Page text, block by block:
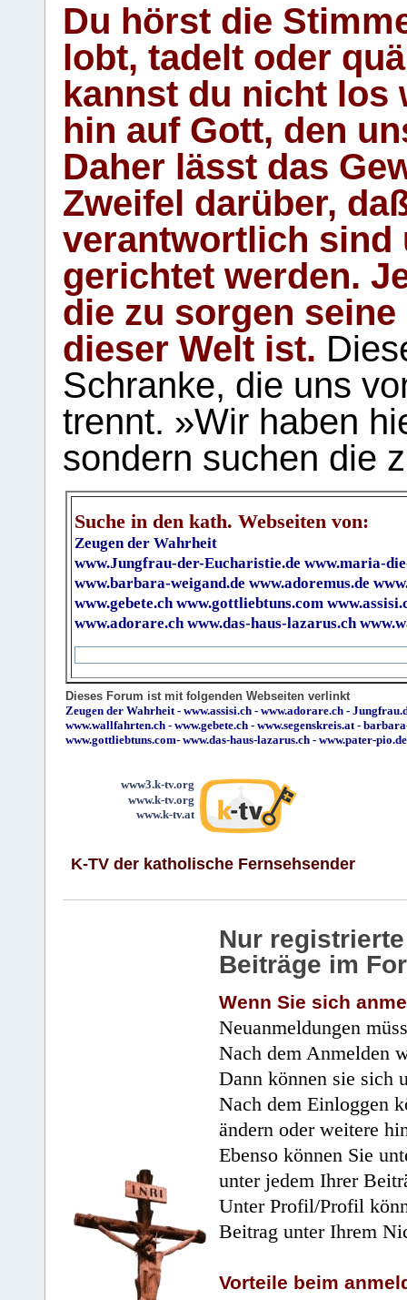
Du hörst die
lobt, tadelt oder
kannst du nicht los
hin auf Gott, den
Daher lässt das
Zweifel darüber,
verantwortlich sind
gerichtet werden.
die zu sorgen
dieser Welt ist.
Schranke, die uns
trennt. »Wir haben
sondern suchen die
Suche in den kath. Webseiten von:
Zeugen der Wahrheit
www.Jungfrau-der-Eucharistie.de www.maria-
www.barbara-weigand.de www.adoremus.de
www.gebete.ch www.gottliebtuns.com
www.adorare.ch www.das-haus-lazarus.ch
Dieses Forum ist mit folgenden Webseiten verlinkt
Zeugen der Wahrheit- www.assisi.ch - www.adorare.ch -
www.wallfahrten.ch - www.gebete.ch - www.segenskreis.at-
www.gottliebtuns.com- www.das-haus-lazarus.ch - www.pater-pio.de
www3.k-tv.org
www.k-tv.org
www.k-tv.at
K-TV der katholische Fernsehsender
Nur
Beiträge im
Wenn Sie sich
Neuanmeldungen
Nach dem Anmelden
Dann können sie sich
Nach dem Einloggen
ändern oder weitere
Ebenso können Sie
unter jedem Ihrer
Unter Profil/Profil
Beitrag unter Ihrem
Vorteile beim